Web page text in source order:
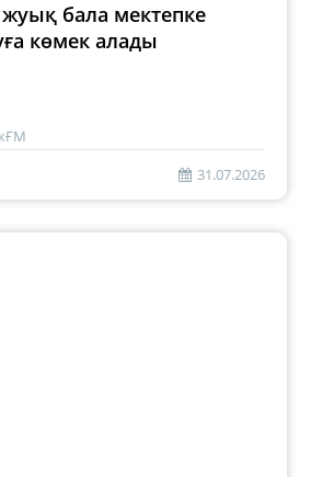
бала мектепке
көмек алады
31.07.2026